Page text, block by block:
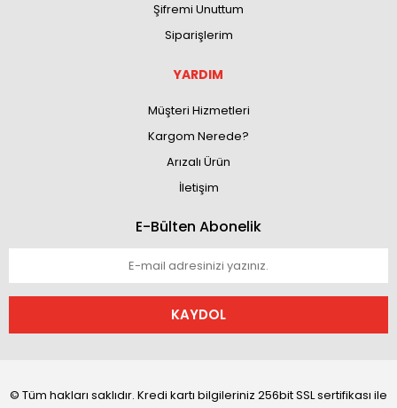
Şifremi Unuttum
Siparişlerim
YARDIM
Müşteri Hizmetleri
Kargom Nerede?
Arızalı Ürün
İletişim
E-Bülten Abonelik
KAYDOL
© Tüm hakları saklıdır. Kredi kartı bilgileriniz 256bit SSL sertifikası ile